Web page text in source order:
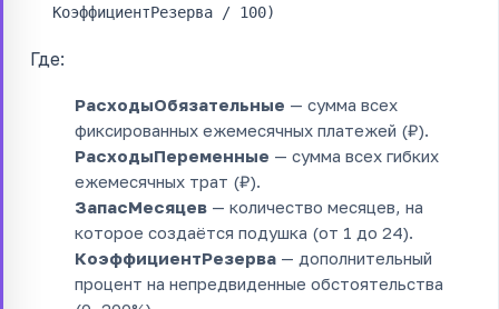
КоэффициентРезерва / 100)
Где:
РасходыОбязательные — сумма всех
фиксированных ежемесячных платежей (₽).
РасходыПеременные — сумма всех гибких
ежемесячных трат (₽).
ЗапасМесяцев — количество месяцев, на
которое создаётся подушка (от 1 до 24).
КоэффициентРезерва — дополнительный
процент на непредвиденные обстоятельства